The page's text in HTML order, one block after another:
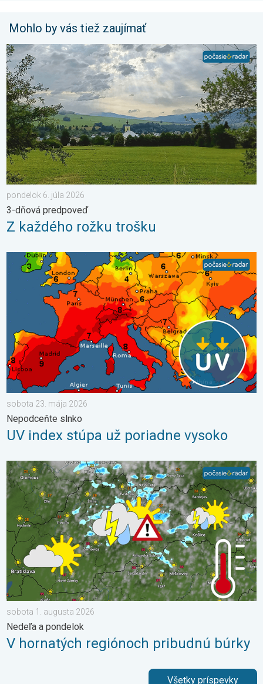
Mohlo by vás tiež zaujímať
Z každého rožku trošku. 3-dňová predpoveď. . . pondelok 6.
pondelok 6. júla 2026
3-dňová predpoveď
Z každého rožku trošku
UV index stúpa už poriadne vysoko. Nepodceňte slnko. . .
sobota 23. mája 2026
Nepodceňte slnko
UV index stúpa už poriadne vysoko
V hornatých regiónoch pribudnú búrky. Nedeľa a pondelok. .
sobota 1. augusta 2026
Nedeľa a pondelok
V hornatých regiónoch pribudnú búrky
Všetky príspevky